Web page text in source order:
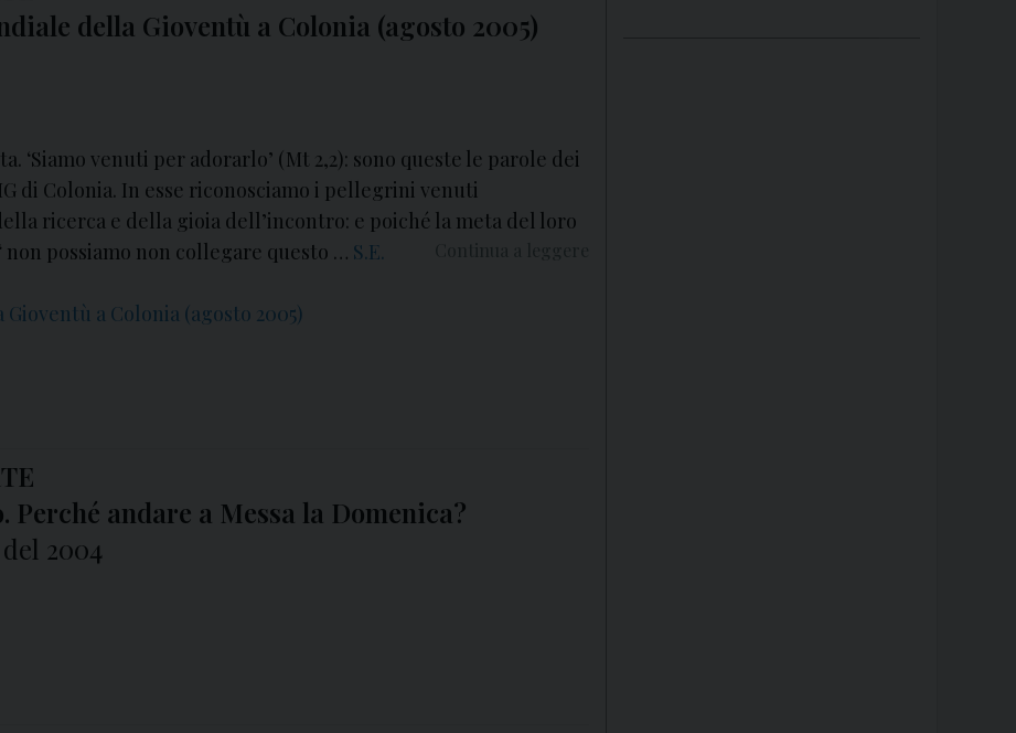
della Gioventù a Colonia (agosto 2005)
‘Siamo venuti per adorarlo’ (Mt 2,2): sono queste le parole dei
di Colonia. In esse riconosciamo i pellegrini venuti
ricerca e della gioia dell’incontro: e poiché la meta del loro
non possiamo non collegare questo … S.E.
a Colonia (agosto 2005)
Perché andare a Messa la Domenica?
2004